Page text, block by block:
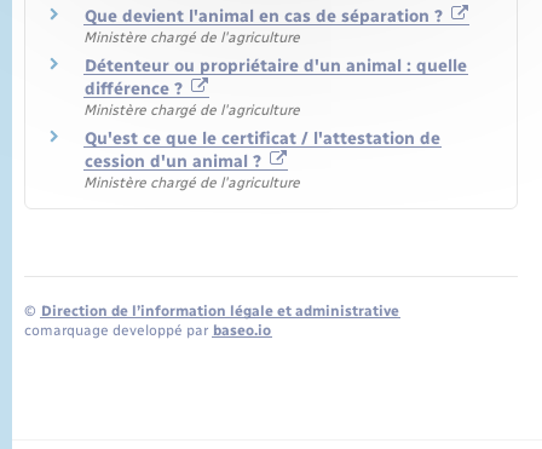
Que devient l'animal en cas de séparation ?
Ministère chargé de l'agriculture
Détenteur ou propriétaire d'un animal : quelle
différence ?
Ministère chargé de l'agriculture
Qu'est ce que le certificat / l'attestation de
cession d'un animal ?
Ministère chargé de l'agriculture
© Direction de l’information légale et administrative
comarquage developpé par baseo.io